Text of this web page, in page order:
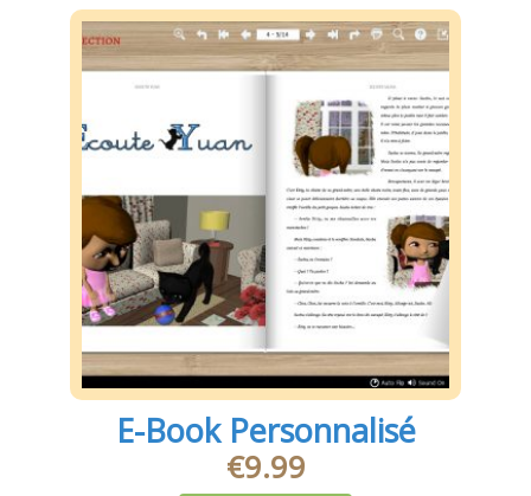
E-Book Personnalisé
€9.99